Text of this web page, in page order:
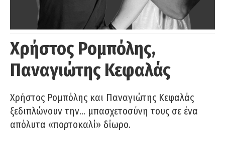
Χρήστος Ρομπόλης,
Παναγιώτης Κεφαλάς
Χρήστος Ρομπόλης και Παναγιώτης Κεφαλάς
ξεδιπλώνουν την… μπασχετοσύνη τους σε ένα
απόλυτα «πορτοκαλί» δίωρο.